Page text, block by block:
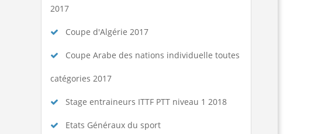
2017
Coupe d'Algérie 2017
Coupe Arabe des nations individuelle toutes
catégories 2017
Stage entraineurs ITTF PTT niveau 1 2018
Etats Généraux du sport